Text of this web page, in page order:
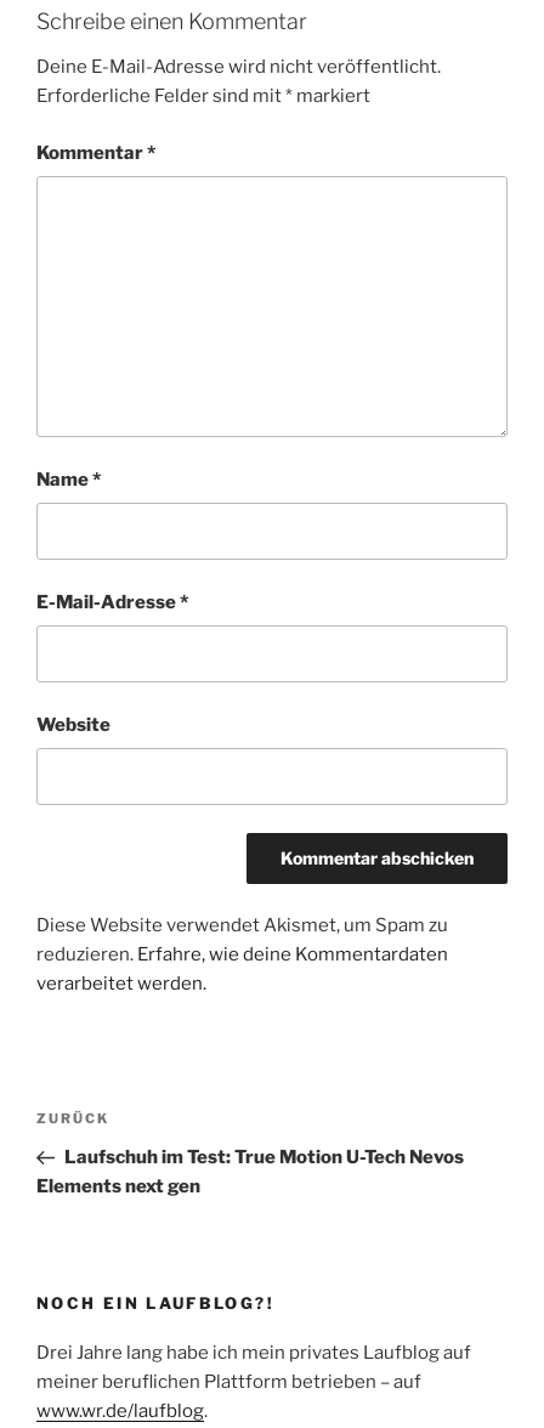
Schreibe einen Kommentar
Deine E-Mail-Adresse wird nicht veröffentlicht.
Erforderliche Felder sind mit* markiert
Kommentar*
Name*
E-Mail-Adresse*
Website
Diese Website verwendet Akismet, um Spam zu
reduzieren. Erfahre, wie deine Kommentardaten
verarbeitet werden.
Beitragsnavigation
Vorheriger
Beitrag
ZURÜCK
Laufschuh im Test: True Motion U-Tech Nevos
Elements next gen
NOCH EIN LAUFBLOG?!
Drei Jahre lang habe ich mein privates Laufblog auf
meiner beruflichen Plattform betrieben – auf
www.wr.de/laufblog.